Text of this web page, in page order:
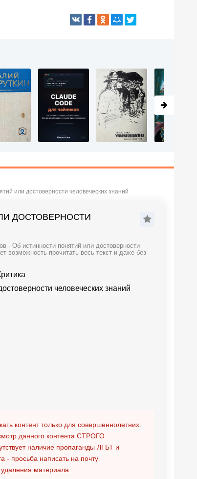
или достоверности человеческих знаний
ДОСТОВЕРНОСТИ
- Об истинности понятий или достоверности
возможность прочитать весь текст и даже без
человеческих знаний
контент только для совершеннолетних.
данного контента СТРОГО
наличие пропаганды ЛГБТ и
- просьба написать на почту
материала